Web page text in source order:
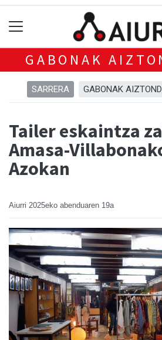
GABONAK
SARRERA GABONAK
Tailer eskaintza
Amasa-
Azokan
Aiurri 2025eko abenduaren 19a